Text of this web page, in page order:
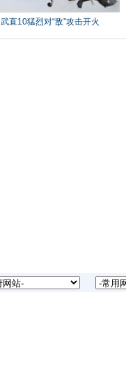
武直10猛烈对“敌”攻击开火